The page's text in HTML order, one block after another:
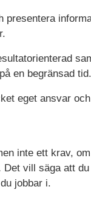
presentera
en begränsad tid.
eget ansvar
inte ett krav,
vill säga att
jobbar i.